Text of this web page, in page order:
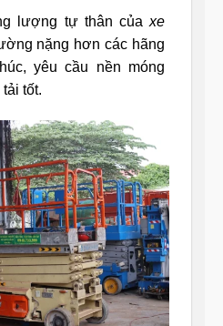
lượng tự thân củaxe
nặng hơn các hãng
yêu cầu nền móng
tốt.